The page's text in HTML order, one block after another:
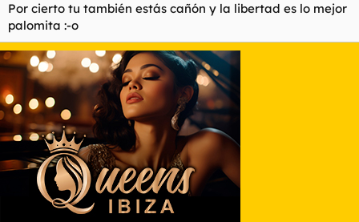
Por cierto tu también estás cañón y la libertad es lo mejor
palomita :-o